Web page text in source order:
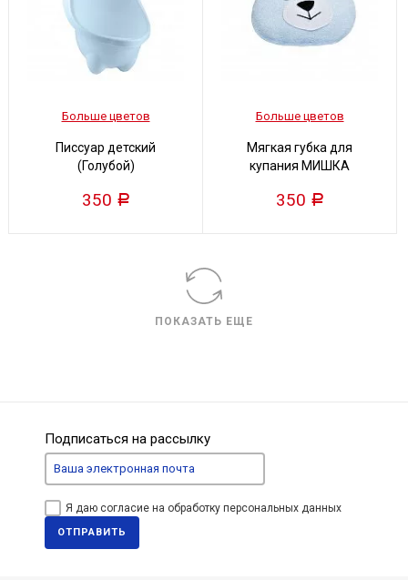
Больше цветов
Писсуар детский
(Голубой)
350 Р
Больше цветов
Мягкая губка для
купания МИШКА
350 Р
ПОКАЗАТЬ ЕЩЕ
Подписаться на рассылку
Я даю согласие на обработку персональных данных
ОТПРАВИТЬ